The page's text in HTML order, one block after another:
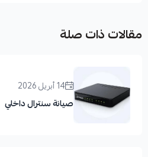
مقالات ذات صلة
14 أبريل 2026
صيانة سنترال داخلي